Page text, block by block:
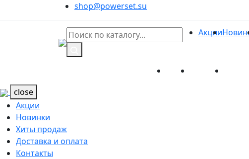
shop@powerset.su
Акции
Акции Новинки Хиты
close
Акции
Новинки
Хиты продаж
Доставка и оплата
Контакты